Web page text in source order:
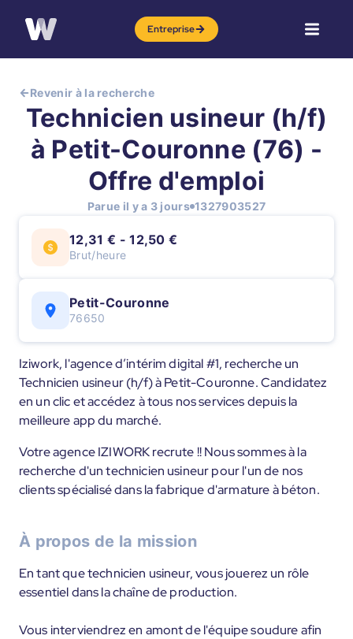
Entreprise
Revenir à la recherche
Technicien usineur (h/f)
à Petit-Couronne (76) -
Offre d'emploi
Parue il y a 3 jours 1327903527
12,31 € - 12,50 €
Brut/heure
Petit-Couronne
76650
Iziwork, l'agence d’intérim digital #1, recherche un
Technicien usineur (h/f) à Petit-Couronne. Candidatez
en un clic et accédez à tous nos services depuis la
meilleure app du marché.
Votre agence IZIWORK recrute !! Nous sommes à la
recherche d'un technicien usineur pour l'un de nos
clients spécialisé dans la fabrique d'armature à béton.
À propos de la mission
En tant que technicien usineur, vous jouerez un rôle
essentiel dans la chaîne de production.
Vous interviendrez en amont de l'équipe soudure afin